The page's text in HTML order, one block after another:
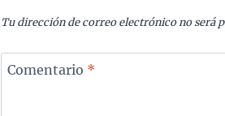
Tu dirección de correo electrónico no será
Comentario *